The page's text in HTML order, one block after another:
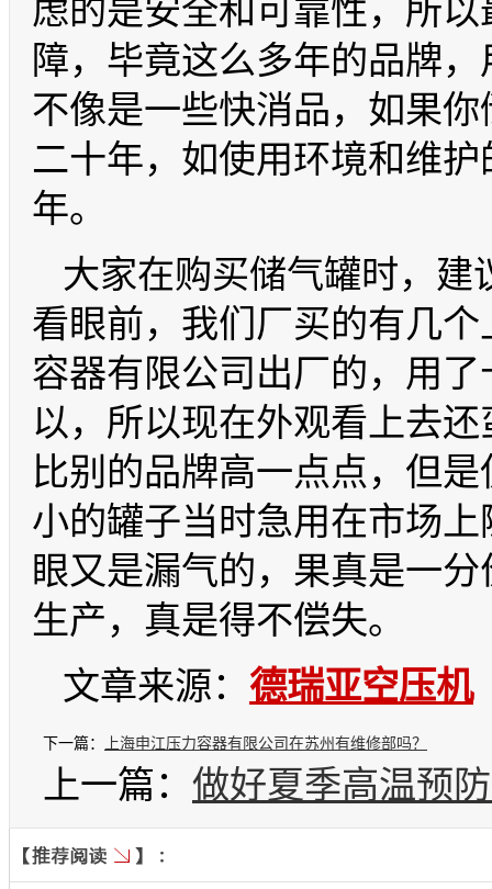
虑的是安全和可靠性，所
障，毕竟这么多年的品牌
不像是一些快消品，如果
二十年，如使用环境和维
年。
大家在购买储气罐时，建
看眼前，我们厂买的有几
容器有限公司出厂的，用
以，所以现在外观看上去
比别的品牌高一点点，但
小的罐子当时急用在市场
眼又是漏气的，果真是一
生产，真是得不偿失。
文章来源： 德瑞亚空压机
下一篇： 上海申江压力容器有限公司在苏州有维修部吗？
上一篇： 做好夏季高温预